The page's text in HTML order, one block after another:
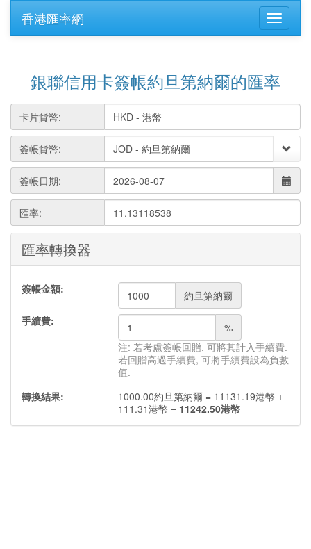
香港匯率網
銀聯信用卡簽帳約旦第納爾的匯率
卡片貨幣:
簽帳貨幣:
簽帳日期:
匯率: 11.13118538
匯率轉換器
簽帳金額:
約旦第納爾
手續費:
%
注: 若考慮簽帳回贈, 可將其計入手續費.
若回贈高過手續費, 可將手續費設為負數
值.
轉換結果:
1000.00約旦第納爾 = 11131.19港幣 +
111.31港幣 = 11242.50港幣